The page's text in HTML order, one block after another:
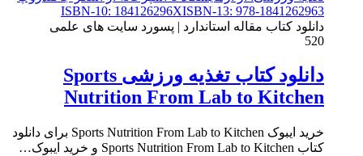
دانلود کتاب مقاله استاندارد | پسورد سایت های علمی
520
دانلود کتاب تغذیه ورزشی Sports
Nutrition From Lab to Kitchen
خرید ایبوک Sports Nutrition From Lab to Kitchen برای دانلود
کتاب Sports Nutrition From Lab to Kitchen و خرید ایبوک…